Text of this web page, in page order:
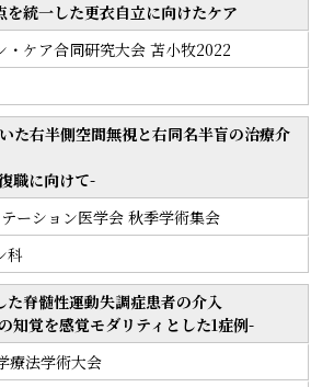
を統一した更衣自立に向けたケア
・ケア合同研究大会 苫小牧2022
右半側空間無視と右同名半盲の治療介
職に向けて-
ーション医学会 秋季学術集会
科
た脊髄性運動失調症患者の介入
知覚を感覚モダリティとした1症例-
療法学術大会